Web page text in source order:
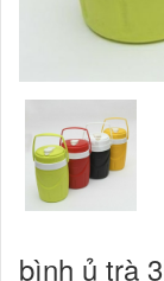
bình ủ trà